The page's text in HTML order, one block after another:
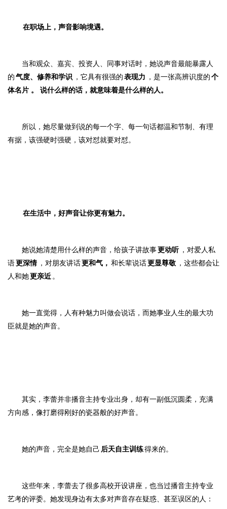
在职场上，声音影响境遇。
当和观众、嘉宾、投资人、同事对话时，她说声音最能暴露人
的气度、修养和学识 ，它具有很强的表现力 ，是一张高辨识度的个
体名片 。 说什么样的话，就意味着是什么样的人。
所以，她尽量做到说的每一个字、每一句话都温和节制、有理
有据，该强硬时强硬，该对怼就要对怼。
在生活中，好声音让你更有魅力。
她说她清楚用什么样的声音，给孩子讲故事更动听 ，对爱人私
语更深情 ，对朋友讲话更和气， 和长辈说话更显尊敬 ，这些都会让
人和她更亲近 。
她一直觉得，人有种魅力叫做会说话，而她事业人生的最大功
臣就是她的声音。
其实，李蕾并非播音主持专业出身，却有一副低沉圆柔，充满
方向感，像打磨得刚好的瓷器般的好声音。
她的声音，完全是她自己 后天自主训练得来的。
这些年来，李蕾去了很多高校开设讲座，也当过播音主持专业
艺考的评委。她发现身边有太多对声音存在疑惑、甚至误区的人：